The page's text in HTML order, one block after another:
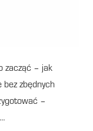
zacząć – jak
zbędnych
–